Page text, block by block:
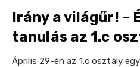
Irány a világűr! –
tanulás az 1.c
Április 29-én az 1.c osztály